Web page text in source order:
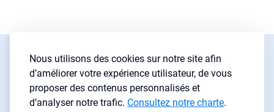
Nous utilisons des cookies sur notre site afin
d’améliorer votre expérience utilisateur, de vous
proposer des contenus personnalisés et
d’analyser notre trafic. Consultez notre charte.
Lybox, votre allié pour
tous vos projets
immobilier